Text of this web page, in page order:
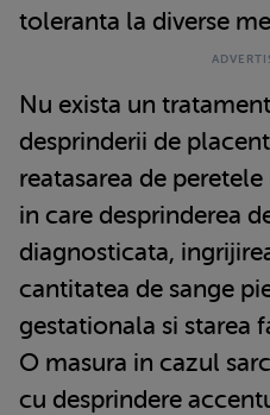
toleranta la diverse
Nu exista un
desprinderii de
reatasarea de
in care desprinderea
diagnosticata,
cantitatea de sange
gestationala si starea
O masura in cazul
cu desprindere